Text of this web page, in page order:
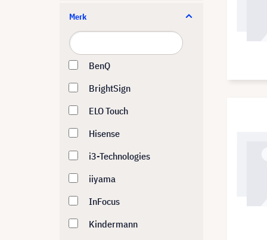
Merk
BenQ
BrightSign
ELO Touch
Hisense
i3-Technologies
iiyama
InFocus
Kindermann